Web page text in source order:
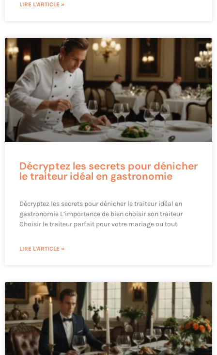
LIRE L'ARTICLE »
Décryptez les secrets pour dénicher
le traiteur idéal en gastronomie
Décryptez les secrets pour dénicher le traiteur idéal en
gastronomie L’importance de bien choisir son traiteur
Choisir le traiteur parfait pour votre mariage ou tout
LIRE L'ARTICLE »